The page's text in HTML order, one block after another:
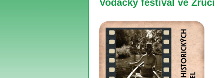
Vodácký festival ve Zruči